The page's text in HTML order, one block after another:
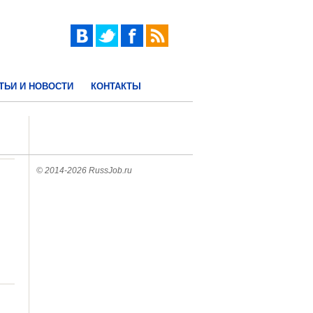
И НОВОСТИ КОНТАКТЫ
© 2014-2026 RussJob.ru